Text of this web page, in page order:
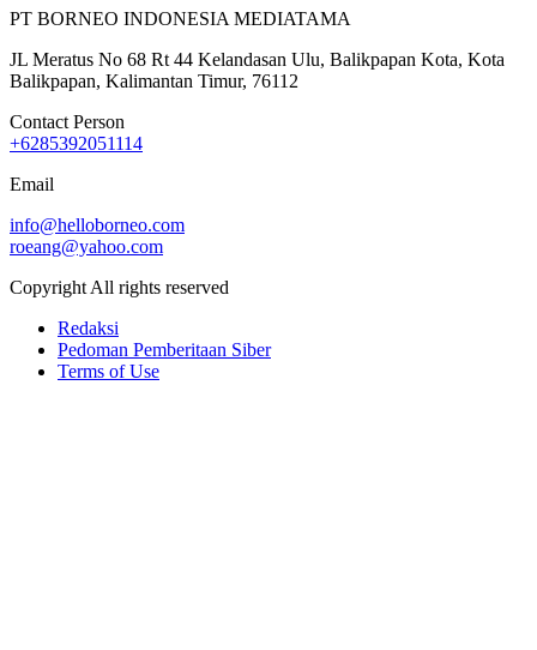
PT BORNEO INDONESIA MEDIATAMA
JL Meratus No 68 Rt 44 Kelandasan Ulu, Balikpapan Kota, Kota
Balikpapan, Kalimantan Timur, 76112
Contact Person
+6285392051114
Email
info@helloborneo.com
roeang@yahoo.com
Copyright All rights reserved
Redaksi
Pedoman Pemberitaan Siber
Terms of Use